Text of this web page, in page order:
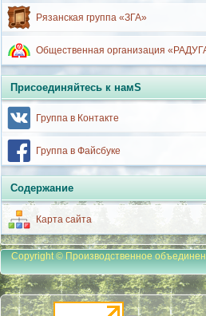
Рязанская группа «ЗГА»
Общественная организация
Присоединяйтесь к намS
Группа в Контакте
Группа в Файсбуке
Содержание
Карта сайта
Copyright © Производственное